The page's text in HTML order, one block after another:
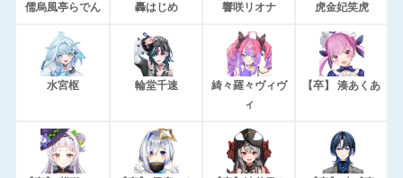
儒烏風亭らでん 轟はじめ 響咲リオナ 虎金妃笑虎
水宮枢 輪堂千速
綺々羅々ヴィヴ
ィ
【卒】 湊あくあ